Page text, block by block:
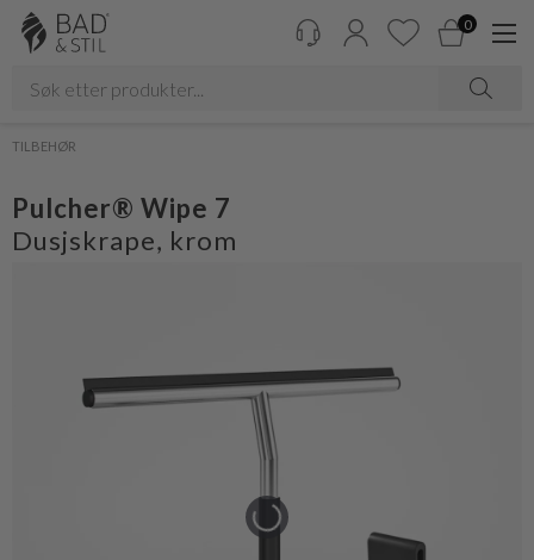
0
TILBEHØR
Pulcher® Wipe 7
Dusjskrape, krom